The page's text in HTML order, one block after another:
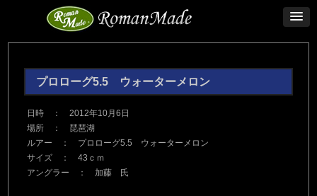
プロローグ5.5 ウォーターメロン
日時 ： 2012年10月6日
場所 ： 琵琶湖
ルアー ： プロローグ5.5 ウォーターメロン
サイズ ： 43ｃｍ
アングラー ： 加藤 氏